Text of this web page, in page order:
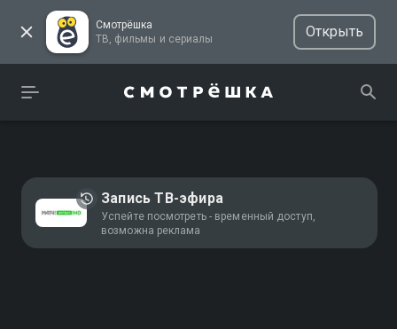
Смотрёшка
ТВ, фильмы и сериалы
Открыть
Запись ТВ-эфира
Успейте посмотреть - временный доступ,
возможна реклама